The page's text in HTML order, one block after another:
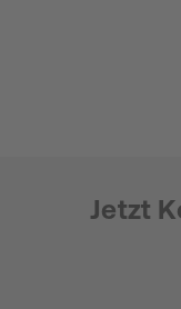
Jetzt